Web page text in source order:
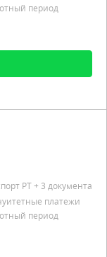
период
РT+ 3 документа
платежи
период